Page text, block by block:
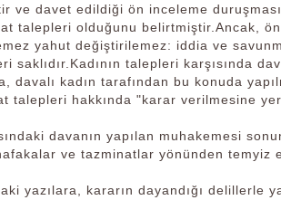
ve davet edildiği ön inceleme
talepleri olduğunu belirtmiştir.Ancak,
yahut değiştirilemez: iddia ve
saklıdır.Kadının talepleri karşısında
davalı kadın tarafından bu konuda
talepleri hakkında "karar verilmesine
davanın yapılan muhakemesi
ve tazminatlar yönünden temyiz
yazılara, kararın dayandığı